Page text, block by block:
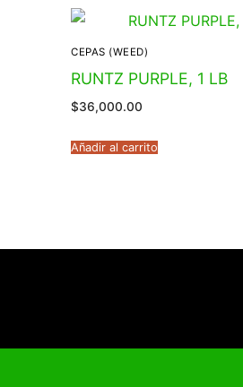
CEPAS (WEED)
RUNTZ PURPLE, 1 LB
$36,000.00
Añadir al carrito